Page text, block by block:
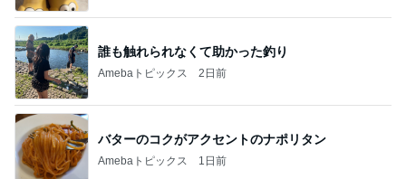
誰も触れられなくて助かった釣り
Amebaトピックス 2日前
バターのコクがアクセントのナポリタン
Amebaトピックス 1日前